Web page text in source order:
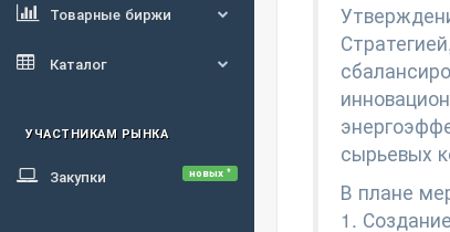
Товарные биржи
Каталог
УЧАСТНИКАМ РЫНКА
Закупки новых *
сырьевых
В плане
1.